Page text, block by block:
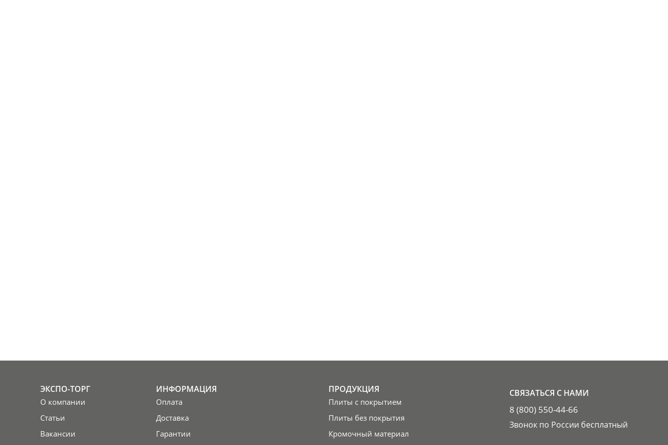
ЭКСПО-ТОРГ
О компании
Статьи
Вакансии
ИНФОРМАЦИЯ
Оплата
Доставка
Гарантии
ПРОДУКЦИЯ
Плиты с покрытием
Плиты без покрытия
Кромочный материал
СВЯЗАТЬСЯ С НАМИ
8 (800) 550-44-66
Звонок по России бесплатный